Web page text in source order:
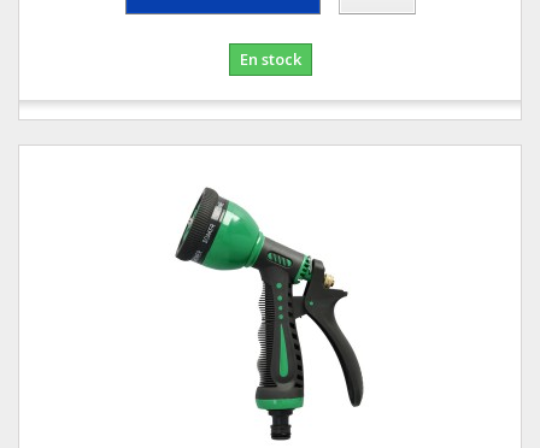
En stock